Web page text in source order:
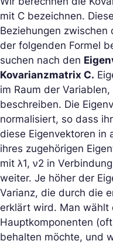
mit C bezeichnen.
Beziehungen
der folgenden Formel
suchen nach den
Kovarianzmatrix C.
im Raum der
beschreiben. Die
normalisiert, so dass
diese Eigenvektoren in
ihres zugehörigen
mit λ1, ν2 in
weiter. Je höher der
Varianz, die durch die
erklärt wird. Man wählt
Hauptkomponenten
behalten möchte, und